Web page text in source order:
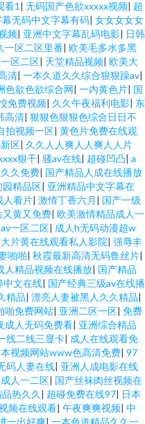
看1 | 无码国产色欲xxxxx视频| 超
无码中文字幕有码| 女女女女女
频| 亚洲中文字幕乱码电影| 日韩
一区二区里番| 欧美毛多水多黑
区二区| 天堂精品视频| 欧美大
清| 一本久道久久综合狠狠躁av|
色欲色欲综合网| 一内黄色片| 国
免费视频| 久久午夜福利电影| 东
高清| 狠狠色狠狠色综合日日不
拍视频一区| 黄色片免费在线观
区| 久久人人爽人人爽人人片
狠干| 骚av在线| 超碰凹凸| a
久免费| 国产精品人成在线播放
园精品区| 亚洲精品中文字幕在
人看片| 激情丁香六月 | 国产一级
又黄又免费| 欧美激情精品成人一
一区二区| 成人h无码动漫超w
片黄在线观看私人影院| 强辱丰
啪啪| 秋霞最新高清无码鲁丝片|
人精品视频在线播放| 国产精品
中文在线| 国产经典三级av在线播
精品| 漂亮人妻被黑人久久精品|
啪免费网站| 亚洲二区一区| 免费
成人无码免费看| 亚洲综合精品
线二线三显卡| 成人在线观看免
本视频网站www色高清免费| 97
码人妻在线| 亚洲人成电影在线
人一二区| 国产丝袜肉丝视频在
热久久 | 超碰免费在线97| 日本
频在线观看| 午夜爽爽视频| 中
一出好爽| 一本色道精品久久一